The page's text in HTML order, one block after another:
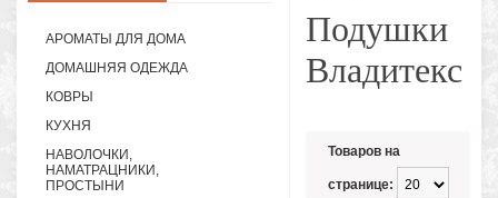
АРОМАТЫ ДЛЯ ДОМА
ДОМАШНЯЯ ОДЕЖДА
КОВРЫ
КУХНЯ
НАВОЛОЧКИ,
НАМАТРАЦНИКИ,
ПРОСТЫНИ
Подушки
Владитекс
Товаров на
странице: